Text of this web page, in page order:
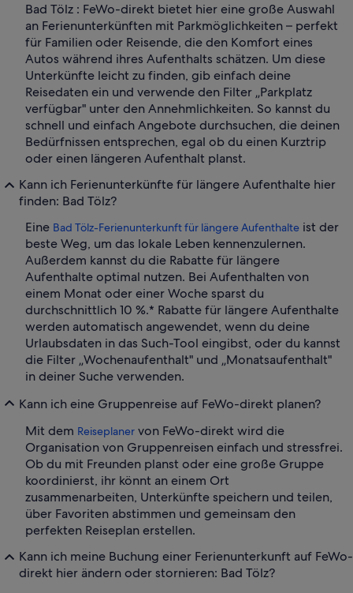
Bad Tölz : FeWo-direkt bietet hier eine große Auswahl
an Ferienunterkünften mit Parkmöglichkeiten – perfekt
für Familien oder Reisende, die den Komfort eines
Autos während ihres Aufenthalts schätzen. Um diese
Unterkünfte leicht zu finden, gib einfach deine
Reisedaten ein und verwende den Filter „Parkplatz
verfügbar" unter den Annehmlichkeiten. So kannst du
schnell und einfach Angebote durchsuchen, die deinen
Bedürfnissen entsprechen, egal ob du einen Kurztrip
oder einen längeren Aufenthalt planst.
Kann ich Ferienunterkünfte für längere Aufenthalte hier
finden: Bad Tölz?
Eine Bad Tölz-Ferienunterkunft für längere Aufenthalte ist der
beste Weg, um das lokale Leben kennenzulernen.
Außerdem kannst du die Rabatte für längere
Aufenthalte optimal nutzen. Bei Aufenthalten von
einem Monat oder einer Woche sparst du
durchschnittlich 10 %.* Rabatte für längere Aufenthalte
werden automatisch angewendet, wenn du deine
Urlaubsdaten in das Such-Tool eingibst, oder du kannst
die Filter „Wochenaufenthalt" und „Monatsaufenthalt"
in deiner Suche verwenden.
Kann ich eine Gruppenreise auf FeWo-direkt planen?
Mit dem Reiseplaner von FeWo-direkt wird die
Organisation von Gruppenreisen einfach und stressfrei.
Ob du mit Freunden planst oder eine große Gruppe
koordinierst, ihr könnt an einem Ort
zusammenarbeiten, Unterkünfte speichern und teilen,
über Favoriten abstimmen und gemeinsam den
perfekten Reiseplan erstellen.
Kann ich meine Buchung einer Ferienunterkunft auf FeWo-
direkt hier ändern oder stornieren: Bad Tölz?